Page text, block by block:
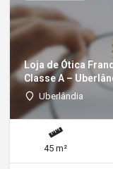
Loja de Ótica
Classe A –
Uberlândia
45 m²